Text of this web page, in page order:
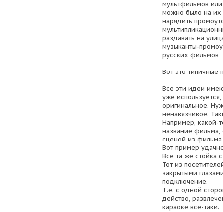
мультфильмов
можно было на их
нарядить
раздавать на
музыканты-
русских фильмов
Вот это типичные
Все эти идеи
уже
оригинальное.
ненавязчивое.
Например, какой-
название фильма,
сценой из фильма.
Вот пример
Все та же стойка
Тот из
закрытыми
подключение.
Т.е. с одной
действо,
караоке все-таки.